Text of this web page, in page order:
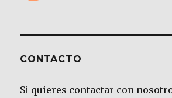
CONTACTO
Si quieres contactar con